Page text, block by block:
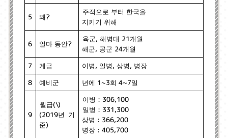
5 왜?
주적으로 부터 한국을
지키기 위해
6 얼마 동안?
육군, 해병대 21개월
해군, 공군 24개월
7 계급 이병, 일병, 상병, 병장
8 예비군 년에 1~3회 4~7일
9
월급(\)
(2019년 기
준)
이병 : 306,100
일병 : 331,300
상병 : 366,200
병장 : 405,700